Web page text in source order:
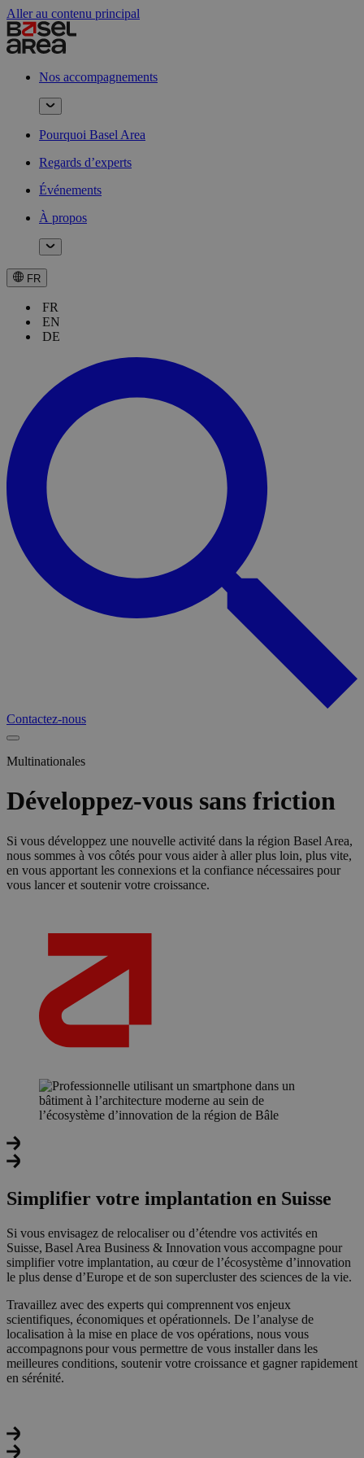
Aller au contenu principal
Nos accompagnements
Pourquoi Basel Area
Regards d’experts
Événements
À propos
FR
FR
EN
DE
Contactez-nous
Multinationales
Développez-vous sans friction
Si vous développez une nouvelle activité dans la région Basel Area,
nous sommes à vos côtés pour vous aider à aller plus loin, plus vite,
en vous apportant les connexions et la confiance nécessaires pour
vous lancer et soutenir votre croissance.
Simplifier votre implantation en Suisse
Si vous envisagez de relocaliser ou d’étendre vos activités en
Suisse, Basel Area Business & Innovation vous accompagne pour
simplifier votre implantation, au cœur de l’écosystème d’innovation
le plus dense d’Europe et de son supercluster des sciences de la vie.
Travaillez avec des experts qui comprennent vos enjeux
scientifiques, économiques et opérationnels. De l’analyse de
localisation à la mise en place de vos opérations, nous vous
accompagnons pour vous permettre de vous installer dans les
meilleures conditions, soutenir votre croissance et gagner rapidement
en sérénité.